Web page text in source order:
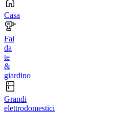
Casa
Fai
da
te
&
giardino
Grandi
elettrodomestici